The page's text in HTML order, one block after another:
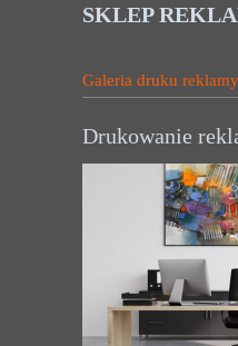
SKLEP
Galeria druku reklamy
Drukowanie